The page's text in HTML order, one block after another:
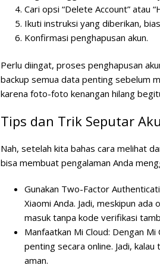
Cari opsi “Delete Account” atau
Ikuti instruksi yang diberikan,
Konfirmasi penghapusan akun.
Perlu diingat, proses penghapusan
backup semua data penting sebelum
karena foto-foto kenangan hilang
Tips dan Trik Seputar
Nah, setelah kita bahas cara melihat
bisa membuat pengalaman Anda
Gunakan Two-Factor
Xiaomi Anda. Jadi, meskipun
masuk tanpa kode verifikasi
Manfaatkan Mi Cloud: Dengan Mi
penting secara online. Jadi,
aman.